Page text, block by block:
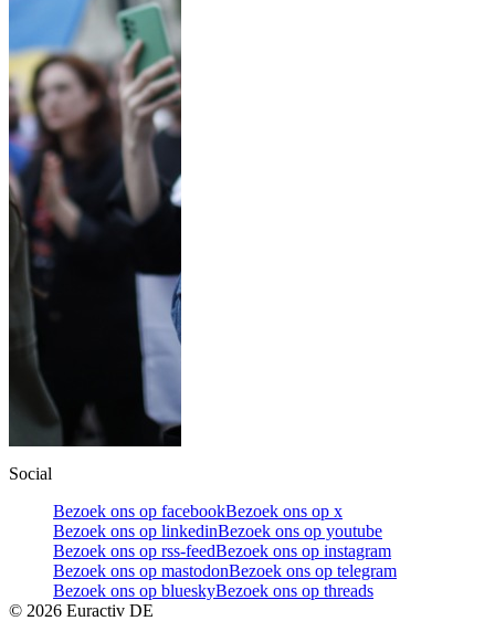
Social
Bezoek ons op facebookBezoek ons op x
Bezoek ons op linkedinBezoek ons op youtube
Bezoek ons op rss-feedBezoek ons op instagram
Bezoek ons op mastodonBezoek ons op telegram
Bezoek ons op blueskyBezoek ons op threads
© 2026 Euractiv DE